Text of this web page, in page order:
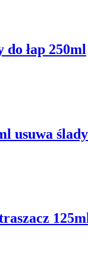
łap 250ml
usuwa ślady